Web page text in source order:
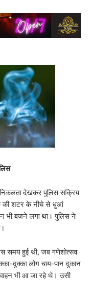
देखकर पुलिस सक्रिय
की शटर के नीचे से धुआं
भी बजने लगा था। पुलिस ने
समय हुई थी, जब गणेशोत्सव
दुक्का लोग चाय-पान दुकान
भी आ जा रहे थे। उसी